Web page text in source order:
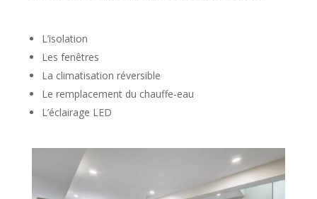
L’isolation
Les fenêtres
La climatisation réversible
Le remplacement du chauffe-eau
L’éclairage LED